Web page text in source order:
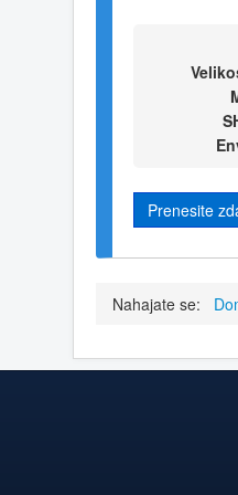
Prenesite
Nahajate se: